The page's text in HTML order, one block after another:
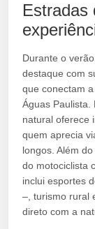
Estradas
Durante o
destaque com
que conectam
Águas Paulista.
natural oferece
quem aprecia
longos. Além
do motociclista
inclui esportes
–, turismo rural
direto com a